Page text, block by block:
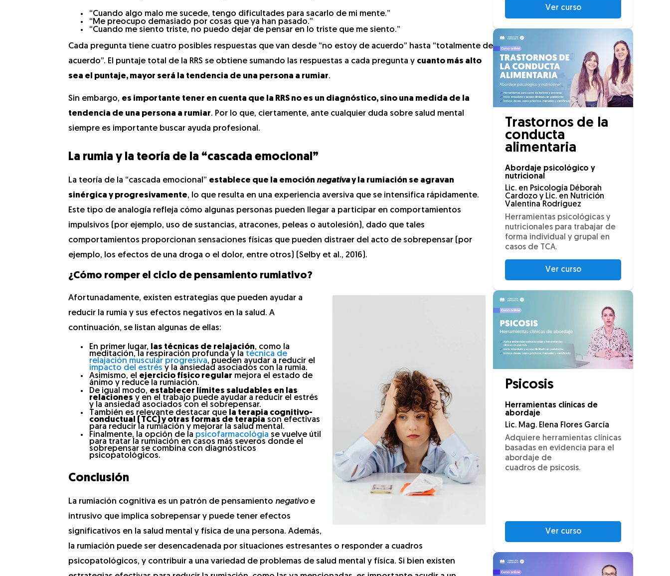
“Cuando algo malo me sucede, tengo dificultades para sacarlo de mi mente.”
“Me preocupo demasiado por cosas que ya han pasado.”
“Cuando me siento triste, no puedo dejar de pensar en lo triste que me siento.”
Cada pregunta tiene cuatro posibles respuestas que van desde “no estoy de acuerdo” hasta “totalmente de
acuerdo”. El puntaje total de la RRS se obtiene sumando las respuestas a cada pregunta y cuanto más alto
sea el puntaje, mayor será la tendencia de una persona a rumiar.
Sin embargo, es importante tener en cuenta que la RRS no es un diagnóstico, sino una medida de la
tendencia de una persona a rumiar. Por lo que, ciertamente, ante cualquier duda sobre salud mental
siempre es importante buscar ayuda profesional.
La rumia y la teoría de la “cascada emocional”
La teoría de la “cascada emocional” establece que la emoción negativay la rumiación se agravan
sinérgica y progresivamente, lo que resulta en una experiencia aversiva que se intensifica rápidamente.
Este tipo de analogía refleja cómo algunas personas pueden llegar a participar en comportamientos
impulsivos (por ejemplo, uso de sustancias, atracones, peleas o autolesión), dado que tales
comportamientos proporcionan sensaciones físicas que pueden distraer del acto de sobrepensar (por
ejemplo, los efectos de una droga o el dolor, entre otros) (Selby et al., 2016).
¿Cómo romper el ciclo de pensamiento rumiativo?
Afortunadamente, existen estrategias que pueden ayudar a
reducir la rumia y sus efectos negativos en la salud. A
continuación, se listan algunas de ellas:
En primer lugar, las técnicas de relajación, como la
meditación, la respiración profunda y la técnica de
relajación muscular progresiva, pueden ayudar a reducir el
impacto del estrés y la ansiedad asociados con la rumia.
Asimismo, el ejercicio físico regular mejora el estado de
ánimo y reduce la rumiación.
De igual modo, establecer límites saludables en las
relaciones y en el trabajo puede ayudar a reducir el estrés
y la ansiedad asociados con el sobrepensar.
También es relevante destacar que la terapia cognitivo-
conductual (TCC) y otras formas de terapia son efectivas
para reducir la rumiación y mejorar la salud mental.
Finalmente, la opción de la psicofarmacológia se vuelve útil
para tratar la rumiación en casos más severos donde el
sobrepensar se combina con diagnósticos
psicopatológicos.
Conclusión
La rumiación cognitiva es un patrón de pensamiento negativoe
intrusivo que implica sobrepensar y puede tener efectos
significativos en la salud mental y física de una persona. Además,
la rumiación puede ser desencadenada por situaciones estresantes o responder a cuadros
psicopatológicos, y contribuir a una variedad de problemas de salud mental y física. Si bien existen
Ver curso
Trastornos de la
conducta
alimentaria
Abordaje psicológico y
nutricional
Lic. en Psicología Déborah
Cardozo y Lic. en Nutrición
Valentina Rodríguez
Herramientas psicológicas y
nutricionales para trabajar de
forma individual y grupal en
casos de TCA.
Ver curso
Psicosis
Herramientas clínicas de
abordaje
Lic. Mag. Elena Flores García
Adquiere herramientas clínicas
basadas en evidencia para el
abordaje de
cuadros de psicosis.
Ver curso